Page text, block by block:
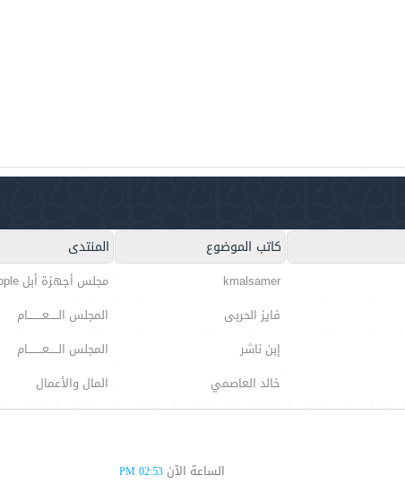
كاتب الموضوع المنتدى
kmalsamer مجلس أجهزة أبل Apple
فايز الحربى المجلس الـــــعــــــــام
إبن ناشر المجلس الـــــعــــــــام
خالد العاصمي المال والأعمال
الساعة الآن 02:53 PM